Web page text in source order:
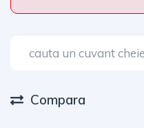
Compara